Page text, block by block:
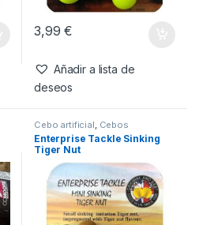
3,99€
Añadir a lista de
deseos
Cebo artificial Cebos
Enterprise Tackle Sinking
Tiger Nut